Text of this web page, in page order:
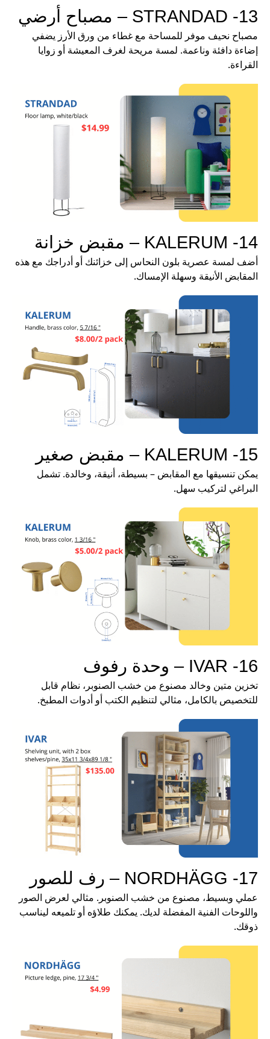
13- STRANDAD – مصباح أرضي
مصباح نحيف موفر للمساحة مع غطاء من ورق الأرز يضفي
إضاءة دافئة وناعمة. لمسة مريحة لغرف المعيشة أو زوايا
القراءة.
14- KALERUM – مقبض خزانة
أضف لمسة عصرية بلون النحاس إلى خزائنك أو أدراجك مع هذه
المقابض الأنيقة وسهلة الإمساك.
15- KALERUM – مقبض صغير
يمكن تنسيقها مع المقابض – بسيطة، أنيقة، وخالدة. تشمل
البراغي لتركيب سهل.
16- IVAR – وحدة رفوف
تخزين متين وخالد مصنوع من خشب الصنوبر، نظام قابل
للتخصيص بالكامل، مثالي لتنظيم الكتب أو أدوات المطبخ.
17- NORDHÄGG – رف للصور
عملي وبسيط، مصنوع من خشب الصنوبر. مثالي لعرض الصور
واللوحات الفنية المفضلة لديك. يمكنك طلاؤه أو تلميعه ليناسب
ذوقك.